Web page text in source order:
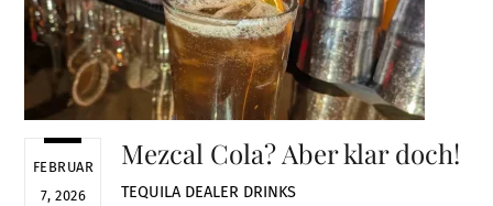
FEBRUAR
7, 2026
Mezcal Cola? Aber klar doch!
TEQUILA DEALER DRINKS